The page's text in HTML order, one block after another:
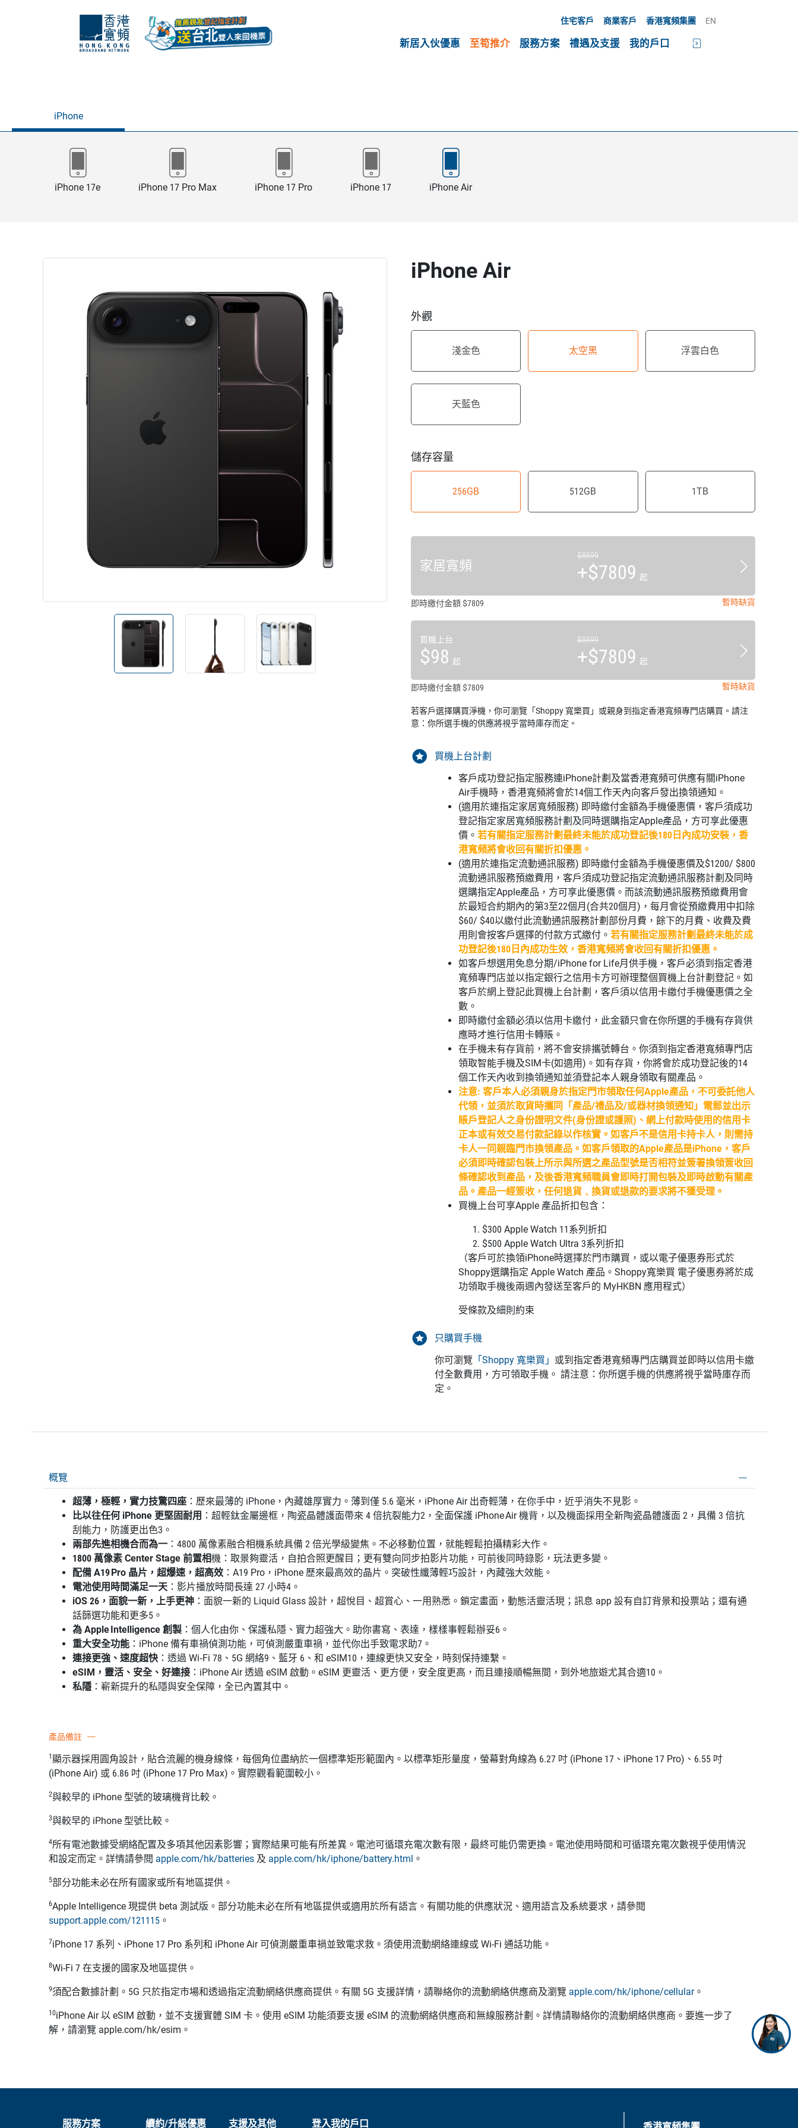
住宅客戶 商業客戶 香港寬頻集團 EN
新居入伙優惠 至筍推介 服務方案 禮遇及支援 我的戶口
iPhone
iPhone 17e iPhone 17 Pro Max iPhone 17 Pro iPhone 17 iPhone Air
iPhone Air
外觀
淺金色 太空黑 浮雲白色
天藍色
儲存容量
256GB 512GB 1TB
家居寬頻
$8599
+$7809 起
即時繳付金額 $7809 暫時缺貨
買機上台
$98 起
$8599
+$7809 起
即時繳付金額 $7809 暫時缺貨
若客戶選擇購買淨機，你可瀏覽「Shoppy 寬樂買」或親身到指定香港寬頻專門店購買。請注
意：你所選手機的供應將視乎當時庫存而定。
買機上台計劃
客戶成功登記指定服務連iPhone計劃及當香港寬頻可供應有關iPhone
Air手機時，香港寬頻將會於14個工作天內向客戶發出換領通知。
(適用於連指定家居寬頻服務) 即時繳付金額為手機優惠價，客戶須成功
登記指定家居寬頻服務計劃及同時選購指定Apple產品，方可享此優惠
價。 若有關指定服務計劃最終未能於成功登記後180日內成功安裝，香
港寬頻將會收回有關折扣優惠。
(適用於連指定流動通訊服務) 即時繳付金額為手機優惠價及$1200/ $800
流動通訊服務預繳費用，客戶須成功登記指定流動通訊服務計劃及同時
選購指定Apple產品，方可享此優惠價。而該流動通訊服務預繳費用會
於最短合約期內的第3至22個月(合共20個月)，每月會從預繳費用中扣除
$60/ $40以繳付此流動通訊服務計劃部份月費，餘下的月費、收費及費
用則會按客戶選擇的付款方式繳付。 若有關指定服務計劃最終未能於成
功登記後180日內成功生效，香港寬頻將會收回有關折扣優惠。
如客戶想選用免息分期/iPhone for Life月供手機，客戶必須到指定香港
寬頻專門店並以指定銀行之信用卡方可辦理整個買機上台計劃登記。如
客戶於網上登記此買機上台計劃，客戶須以信用卡繳付手機優惠價之全
數。
即時繳付金額必須以信用卡繳付，此金額只會在你所選的手機有存貨供
應時才進行信用卡轉賬。
在手機未有存貨前，將不會安排攜號轉台。你須到指定香港寬頻專門店
領取智能手機及SIM卡(如適用)。如有存貨，你將會於成功登記後的14
個工作天內收到換領通知並須登記本人親身領取有關產品。
注意: 客戶本人必須親身於指定門市領取任何Apple產品，不可委託他人
代領，並須於取貨時攜同「產品/禮品及/或器材換領通知」電郵並出示
賬戶登記人之身份證明文件(身份證或護照)、網上付款時使用的信用卡
正本或有效交易付款記錄以作核實。如客戶不是信用卡持卡人，則需持
卡人一同親臨門市換領產品。如客戶領取的Apple產品是iPhone，客戶
必須即時確認包裝上所示與所選之產品型號是否相符並簽署換領簽收回
條確認收到產品，及後香港寬頻職員會即時打開包裝及即時啟動有關產
品。產品一經簽收，任何退貨﹑換貨或退款的要求將不獲受理。
買機上台可享Apple 產品折扣包含：
$300 Apple Watch 11 系列折扣
$500 Apple Watch Ultra 3系列折扣
（客戶可於換領iPhone時選擇於門市購買，或以電子優惠券形式於
Shoppy選購指定 Apple Watch 產品。 Shoppy寬樂買 電子優惠券將於成
功領取手機後兩週內發送至客戶的 MyHKBN 應用程式）
受條款及細則約束
只購買手機
你可瀏覽 「Shoppy 寬樂買」 或到指定香港寬頻專門店購買並即時以信用卡繳
付全數費用，方可領取手機。 請注意：你所選手機的供應將視乎當時庫存而
定。
概覽
超薄，極輕，實力技驚四座 ：歷來最薄的 iPhone，內藏雄厚實力。薄到僅 5.6 毫米，iPhone Air 出奇輕薄，在你手中，近乎消失不見影。
比以往任何 iPhone 更堅固耐⽤ ：超輕鈦金屬邊框，陶瓷晶體護面帶來 4 倍抗裂能⼒2，全面保護 iPhone Air 機背，以及機面採用全新陶瓷晶體護面 2，具備 3 倍抗
刮能力，防護更出色3。
兩部先進相機合而為一 ：4800 萬像素融合相機系統具備 2 倍光學級變焦。不必移動位置，就能輕鬆拍攝精彩大作。
1800 萬像素 Center Stage 前置相機：取景夠靈活，自拍合照更醒目；更有雙向同步拍影片功能，可前後同時錄影，玩法更多變。
配備 A19 Pro 晶片，超爆速，超高效 ：A19 Pro，iPhone 歷來最高效的晶片。突破性纖薄輕巧設計，內藏強大效能。
電池使用時間滿足一天 ：影片播放時間長達 27 小時4。
iOS 26，面貌一新，上手更神 ：面貌一新的 Liquid Glass 設計，超悅目、超賞心、一用熟悉。鎖定畫面，動態活靈活現；訊息 app 設有自訂背景和投票站；還有通
話篩選功能和更多5。
為 Apple Intelligence 創製 ：個人化由你、保護私隱、實力超強大。助你書寫、表達，樣樣事輕鬆辦妥6。
重大安全功能 ：iPhone 備有車禍偵測功能，可偵測嚴重車禍，並代你出手致電求助7。
連接更強、速度超快 ：透過 Wi‑Fi 78、5G 網絡9、藍牙 6、和 eSIM10，連線更快又安全，時刻保持連繫。
eSIM，靈活、安全、好連接 ：iPhone Air 透過 eSIM 啟動。eSIM 更靈活、更方便，安全度更高，而且連接順暢無間，到外地旅遊尤其合適10。
私隱 ：嶄新提升的私隱與安全保障，全已內置其中。
產品備註
1顯示器採用圓角設計，貼合流麗的機身線條，每個角位盡納於一個標準矩形範圍內。以標準矩形量度，螢幕對角線為 6.27 吋 (iPhone 17、iPhone 17 Pro)、6.55 吋
(iPhone Air) 或 6.86 吋 (iPhone 17 Pro Max)。實際觀看範圍較小。
2與較早的 iPhone 型號的玻璃機背比較。
3與較早的 iPhone 型號比較。
4所有電池數據受網絡配置及多項其他因素影響；實際結果可能有所差異。電池可循環充電次數有限，最終可能仍需更換。電池使用時間和可循環充電次數視乎使用情況
和設定而定。詳情請參閱 apple.com/hk/batteries 及 apple.com/hk/iphone/battery.html 。
5部分功能未必在所有國家或所有地區提供。
6Apple Intelligence 現提供 beta 測試版。部分功能未必在所有地區提供或適用於所有語言。有關功能的供應狀況、適用語言及系統要求，請參閱
support.apple.com/121115 。
7iPhone 17 系列、 iPhone 17 Pro 系列和 iPhone Air可偵測嚴重車禍並致電求救。須使用流動網絡連線或 Wi-Fi 通話功能。
8Wi-Fi 7 在支援的國家及地區提供。
9須配合數據計劃。5G 只於指定市場和透過指定流動網絡供應商提供。有關 5G 支援詳情，請聯絡你的流動網絡供應商及瀏覽 apple.com/hk/iphone/cellular。
10iPhone Air 以 eSIM 啟動，並不支援實體 SIM 卡。使用 eSIM 功能須要支援 eSIM 的流動網絡供應商和無線服務計劃。詳情請聯絡你的流動網絡供應商。要進一步了
解，請瀏覽 apple.com/hk/esim。
服務方案 續約/升級優惠 支援及其他 登入我的戶口